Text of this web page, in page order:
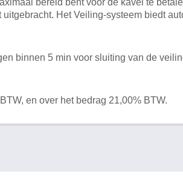
bereid bent voor de kavel te
Het Veiling-systeem biedt
binnen 5 min voor sluiting van de
en over het bedrag 21,00% BTW.